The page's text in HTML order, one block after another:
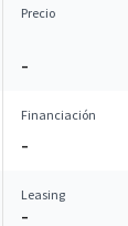
Precio
–
Financiación
–
Leasing
–